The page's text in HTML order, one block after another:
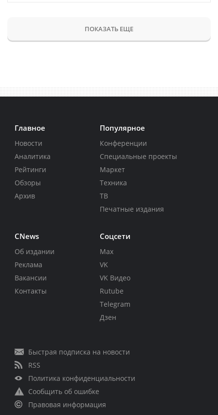
ПОКАЗАТЬ ЕЩЕ
Главное
Новости
Аналитика
Рейтинги
Обзоры
Архив
Популярное
Конференции
Специальные проекты
Маркет
Техника
ТВ
Печатные издания
CNews
Об издании
Реклама
Вакансии
Контакты
Соцсети
Max
VK
VK Видео
Rutube
Telegram
Дзен
Быстрая подписка на новости
RSS
Политика конфиденциальности
Сообщить об ошибке
Правовая информация